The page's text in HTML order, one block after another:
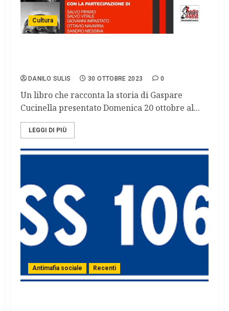
Cultura
DANILO SULIS 30 OTTOBRE 2023 0
Un libro che racconta la storia di Gaspare
Cucinella presentato Domenica 20 ottobre al...
LEGGI DI PIÙ
Antimafia sociale Recenti